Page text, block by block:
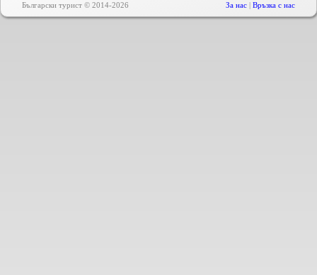
Български турист © 2014-2026 За нас | Връзка с нас